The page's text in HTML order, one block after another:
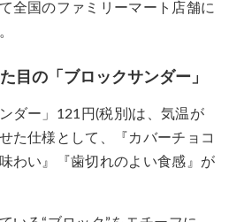
全国のファミリーマート店舗に
目の「ブロックサンダー」
ダー」121円(税別)は、気温が
た仕様として、『カバーチョコ
わい』『歯切れのよい食感』が